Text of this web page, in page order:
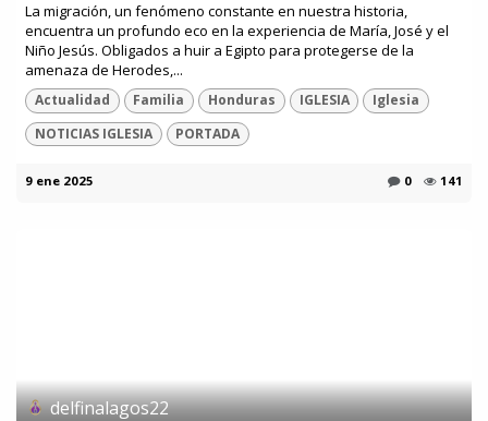
La migración, un fenómeno constante en nuestra historia,
encuentra un profundo eco en la experiencia de María, José y el
Niño Jesús. Obligados a huir a Egipto para protegerse de la
amenaza de Herodes,...
Actualidad Familia Honduras IGLESIA
Iglesia
NOTICIAS IGLESIA
PORTADA
9 ene 2025 0 141
delfinalagos22